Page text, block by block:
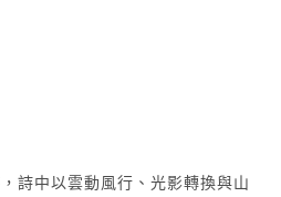
詩中以雲動風行、光影轉換與山